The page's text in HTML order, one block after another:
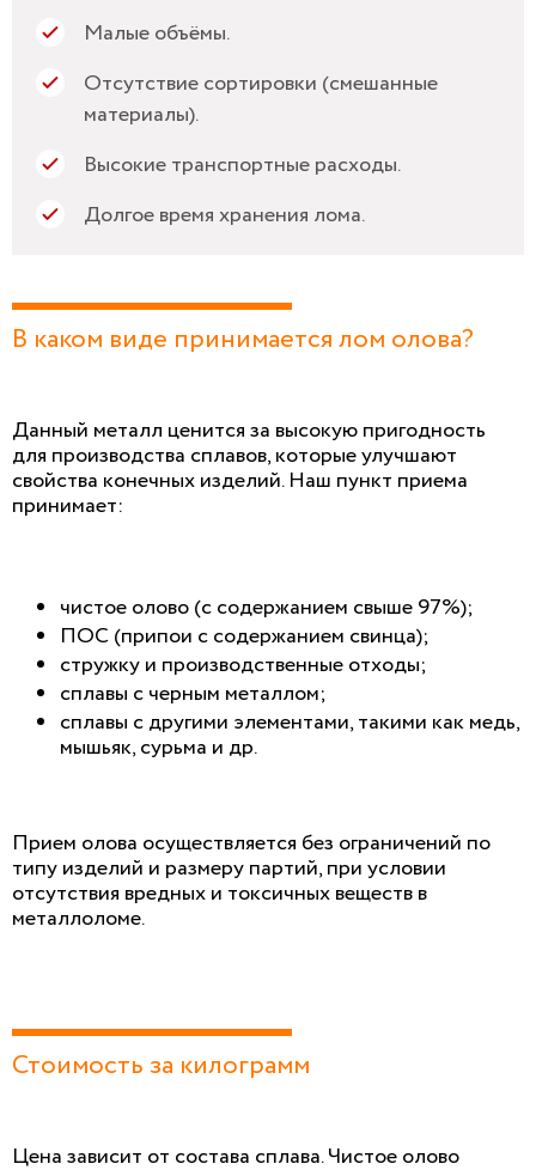
Малые объёмы.
Отсутствие сортировки (смешанные
материалы).
Высокие транспортные расходы.
Долгое время хранения лома.
В каком виде принимается лом олова?
Данный металл ценится за высокую пригодность
для производства сплавов, которые улучшают
свойства конечных изделий. Наш пункт приема
принимает:
чистое олово (с содержанием свыше 97%);
ПОС (припои с содержанием свинца);
стружку и производственные отходы;
сплавы с черным металлом;
сплавы с другими элементами, такими как медь,
мышьяк, сурьма и др.
Прием олова осуществляется без ограничений по
типу изделий и размеру партий, при условии
отсутствия вредных и токсичных веществ в
металлоломе.
Стоимость за килограмм
Цена зависит от состава сплава. Чистое олово